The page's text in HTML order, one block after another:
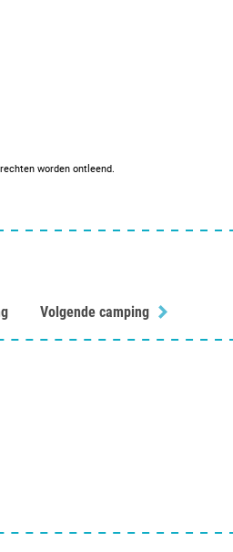
worden ontleend.
Volgende camping